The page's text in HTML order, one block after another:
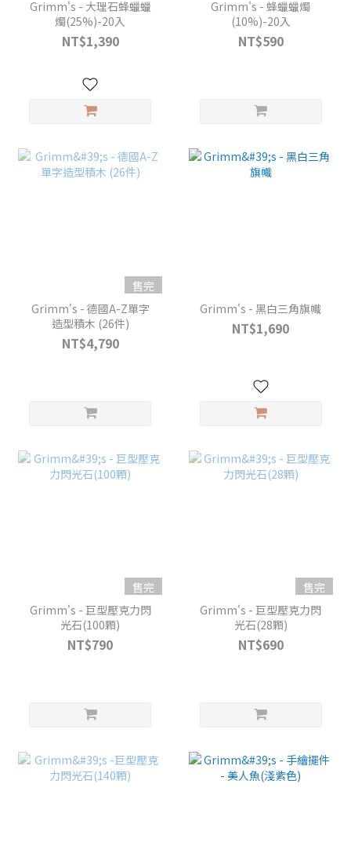
Grimm's - 大理石蜂蠟蠟
燭(25%)-20入
NT$1,390
Grimm's - 蜂蠟蠟燭
(10%)-20入
NT$590
售完
Grimm's - 德國A-Z單字
造型積木 (26件)
NT$4,790
Grimm's - 黑白三角旗幟
NT$1,690
售完
Grimm's - 巨型壓克力閃
光石(100顆)
NT$790
售完
Grimm's - 巨型壓克力閃
光石(28顆)
NT$690